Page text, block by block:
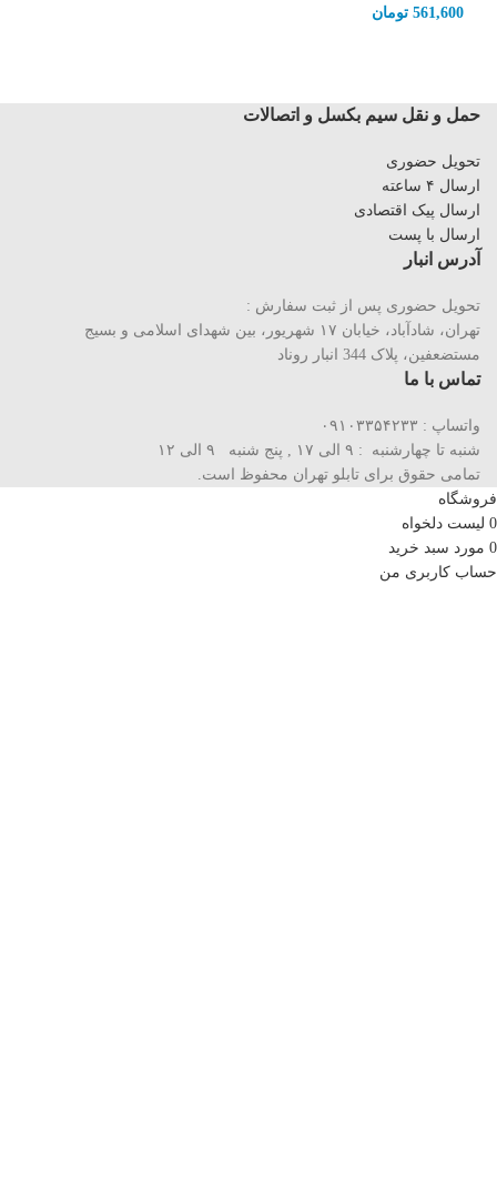
561,600 تومان
حمل و نقل سیم بکسل و اتصالات
تحویل حضوری
ارسال ۴ ساعته
ارسال پیک اقتصادی
ارسال با پست
آدرس انبار
تحویل حضوری پس از ثبت سفارش :
تهران، شادآباد، خیابان ١٧ شهریور، بین شهدای اسلامی و بسیج
مستضعفین، پلاک 344 انبار روناد
تماس با ما
واتساپ : ۰۹۱۰۳۳۵۴۲۳۳
شنبه تا چهارشنبه : ۹ الی ۱۷ , پنج شنبه ۹ الی ۱۲
تمامی حقوق برای تابلو تهران محفوظ است.
فروشگاه
0 لیست دلخواه
0 مورد سبد خرید
حساب کاربری من